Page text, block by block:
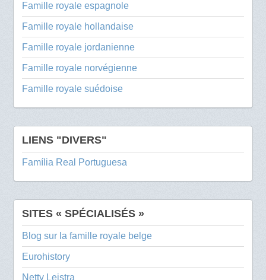
Famille royale espagnole
Famille royale hollandaise
Famille royale jordanienne
Famille royale norvégienne
Famille royale suédoise
LIENS "DIVERS"
Família Real Portuguesa
SITES « SPÉCIALISÉS »
Blog sur la famille royale belge
Eurohistory
Netty Leistra